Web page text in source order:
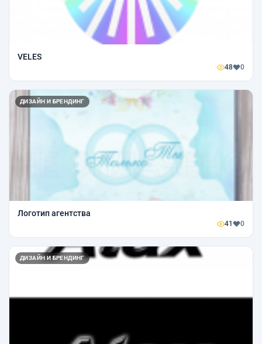
VELES
48 0
ДИЗАЙН И БРЕНДИНГ
Логотип агентства
41 0
ДИЗАЙН И БРЕНДИНГ